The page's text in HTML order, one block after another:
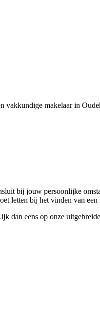
vakkundige makelaar in
bij jouw persoonlijke
letten bij het vinden van een
dan eens op onze